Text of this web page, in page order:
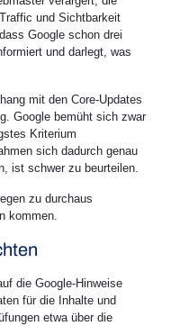
und Sichtbarkeit
Google schon drei
und darlegt, was
mit den Core-Updates
Google bemüht sich zwar
Kriterium
sich dadurch genau
ist schwer zu beurteilen.
zu durchaus
kommen.
die Google-Hinweise
für die Inhalte und
etwa über die